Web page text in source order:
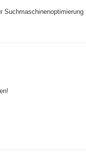
Suchmaschinenoptimierung